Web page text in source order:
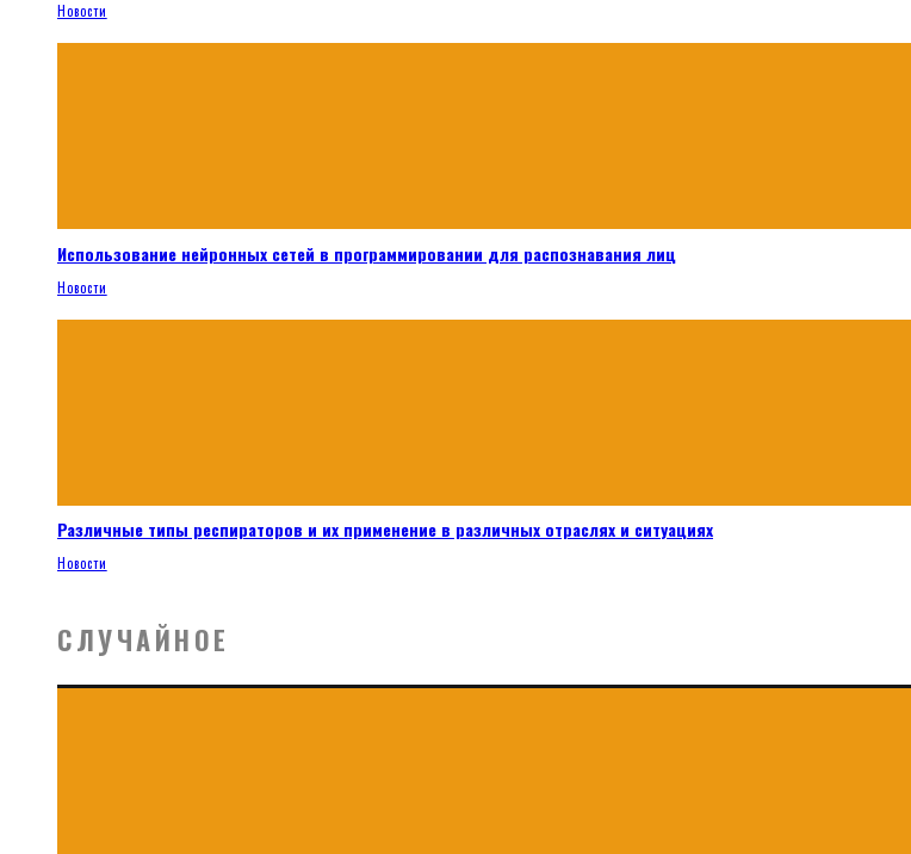
Новости
Использование нейронных сетей в программировании для распознавания лиц
Новости
Различные типы респираторов и их применение в различных отраслях и ситуациях
Новости
СЛУЧАЙНОЕ